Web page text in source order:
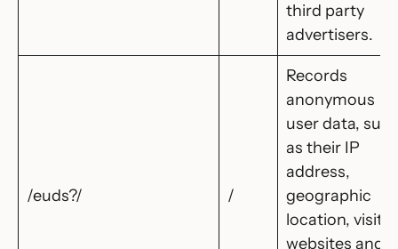
third party
advertisers.
/euds?/ /
Records
anonymous
user data,
as their IP
address,
geographic
location,
websites and